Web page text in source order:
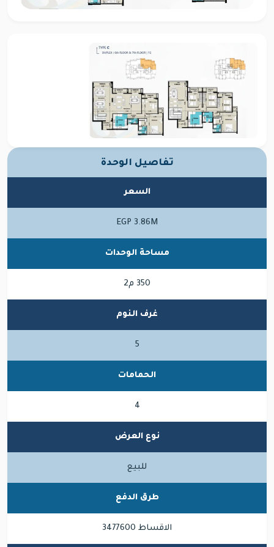
تفاصيل الوحدة
السعر
EGP 3.86M
مساحة الوحدات
350 م2
غرف النوم
5
الحمامات
4
نوع العرض
للبيع
طرق الدفع
الاقساط 3477600